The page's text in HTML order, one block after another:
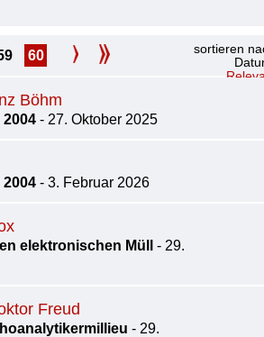
60
sortieren
Böhm
2004 - 27. Oktober 2025
2004 - 3. Februar 2026
elektronischen Müll
- 29.
Freud
- 29.